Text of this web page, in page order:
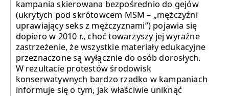
kampania skierowana bezpośrednio do gejów
(ukrytych pod skrótowcem MSM – „mężczyźni
uprawiający seks z mężczyznami”) pojawia się
dopiero w 2010 r., choć towarzyszy jej wyraźne
zastrzeżenie, że wszystkie materiały edukacyjne
przeznaczone są wyłącznie do osób dorosłych.
W rezultacie protestów środowisk
konserwatywnych bardzo rzadko w kampaniach
informuje się o tym, jak właściwie uniknąć